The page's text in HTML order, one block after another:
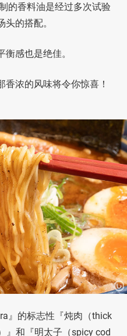
的香料油是经过多次试验
的搭配。
感也是绝佳。
浓的风味将令你惊喜！
』的标志性『炖肉（thick
』和『明太子（spicy cod